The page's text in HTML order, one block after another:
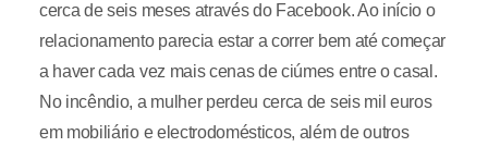
cerca de seis meses através do Facebook. Ao início o
relacionamento parecia estar a correr bem até começar
a haver cada vez mais cenas de ciúmes entre o casal.
No incêndio, a mulher perdeu cerca de seis mil euros
em mobiliário e electrodomésticos, além de outros